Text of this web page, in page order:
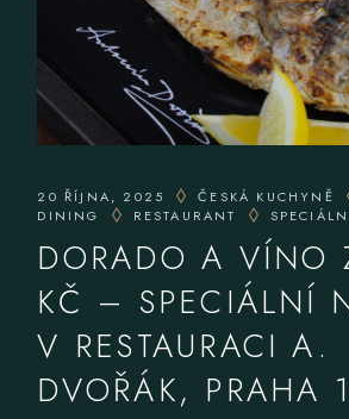
20 ŘÍJNA, 2025 ČESKÁ KUCHYNĚ
DINING
RESTAURANT
DORADO A VÍNO
KČ – SPECIÁLNÍ
V RESTAURACI A.
DVOŘÁK, PRAHA 1